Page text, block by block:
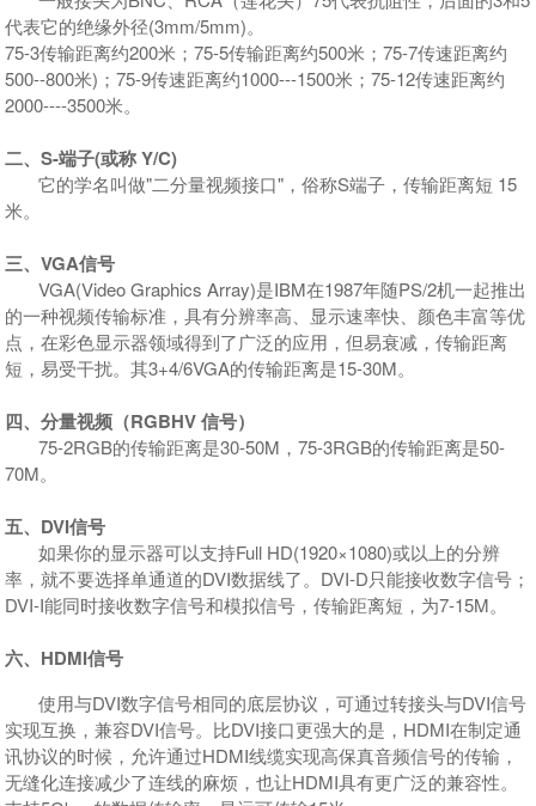
代表它的绝缘外径(3mm/5mm)。
75-3传输距离约200米；75-5传输距离约500米；75-7传速距离约
500--800米)；75-9传速距离约1000---1500米；75-12传速距离约
2000----3500米。
二、S-端子(或称 Y/C)
它的学名叫做"二分量视频接口"，俗称S端子，传输距离短 15
米。
三、VGA信号
VGA(Video Graphics Array)是IBM在1987年随PS/2机一起推出
的一种视频传输标准，具有分辨率高、显示速率快、颜色丰富等优
点，在彩色显示器领域得到了广泛的应用，但易衰减，传输距离
短，易受干扰。其3+4/6VGA的传输距离是15-30M。
四、分量视频（RGBHV 信号）
75-2RGB的传输距离是30-50M，75-3RGB的传输距离是50-
70M。
五、DVI信号
如果你的显示器可以支持Full HD(1920×1080)或以上的分辨
率，就不要选择单通道的DVI数据线了。DVI-D只能接收数字信号；
DVI-I能同时接收数字信号和模拟信号，传输距离短，为7-15M。
六、HDMI信号
使用与DVI数字信号相同的底层协议，可通过转接头与DVI信号
实现互换，兼容DVI信号。比DVI接口更强大的是，HDMI在制定通
讯协议的时候，允许通过HDMI线缆实现高保真音频信号的传输，
无缝化连接减少了连线的麻烦，也让HDMI具有更广泛的兼容性。